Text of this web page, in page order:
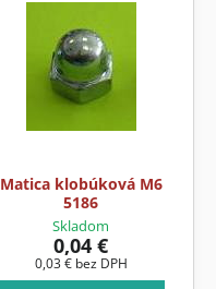
Matica klobúková M6
5186
Skladom
0,04 €
0,03 € bez DPH